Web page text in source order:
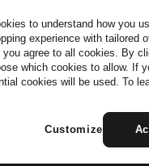
Italiano
to understand how you
experience with tailored
agree to all cookies. By
which cookies to allow. If
cookies will be used. To
Customize